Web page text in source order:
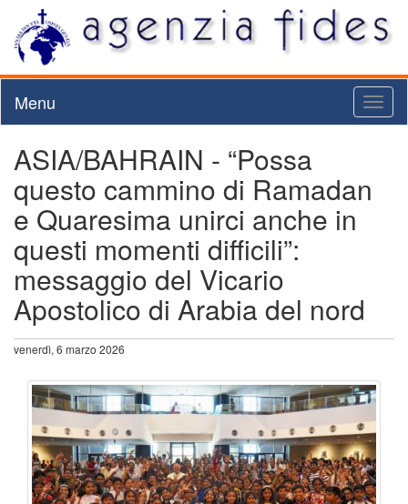
Menu
ASIA/BAHRAIN - “Possa
questo cammino di Ramadan
e Quaresima unirci anche in
questi momenti difficili”:
messaggio del Vicario
Apostolico di Arabia del nord
venerdì, 6 marzo 2026